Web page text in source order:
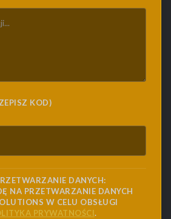
KOD)
DANYCH:
NA PRZETWARZANIE DANYCH
W CELU OBSŁUGI
PRYWATNOŚCI.